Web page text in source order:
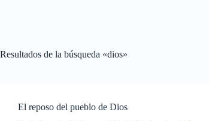
Resultados de la búsqueda «dios»
El reposo del pueblo de Dios